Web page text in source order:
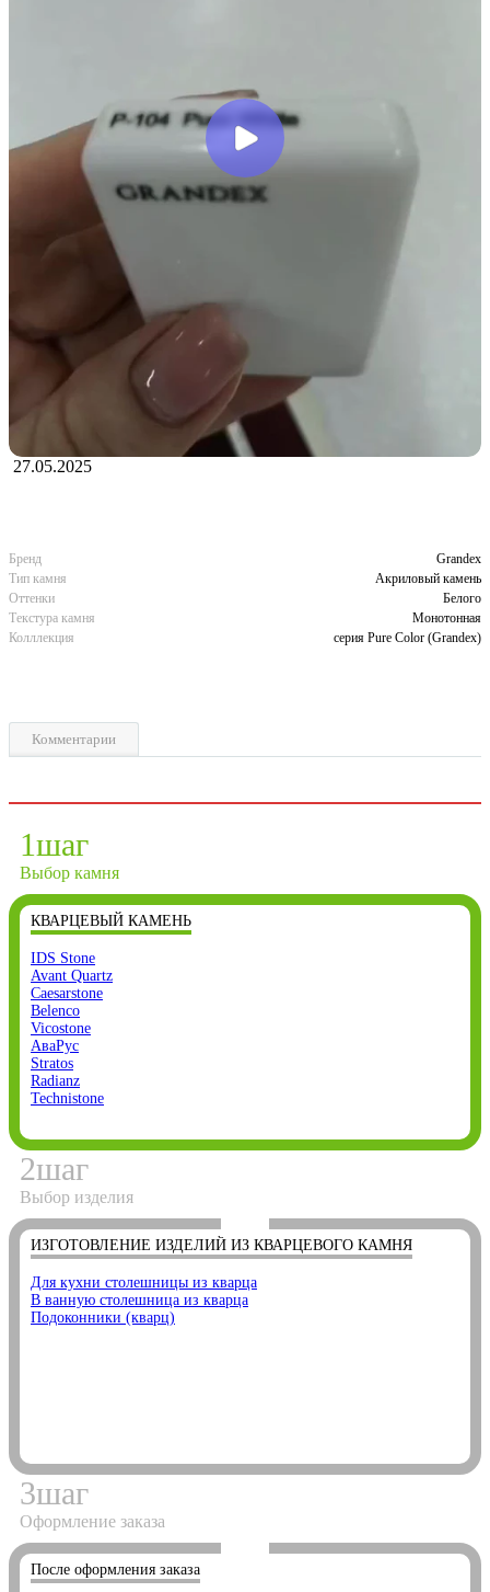
27.05.2025
Бренд
Grandex
Тип камня
Акриловый камень
Оттенки
Белого
Текстура камня
Монотонная
Колллекция
серия Pure Color (Grandex)
Комментарии
1шаг
Выбор камня
КВАРЦЕВЫЙ КАМЕНЬ
IDS Stone
Avant Quartz
Caesarstone
Belenco
Vicostone
АваРус
Stratos
Radianz
Technistone
2шаг
Выбор изделия
ИЗГОТОВЛЕНИЕ ИЗДЕЛИЙ ИЗ КВАРЦЕВОГО КАМНЯ
Для кухни столешницы из кварца
В ванную столешница из кварца
Подоконники (кварц)
3шаг
Оформление заказа
После оформления заказа